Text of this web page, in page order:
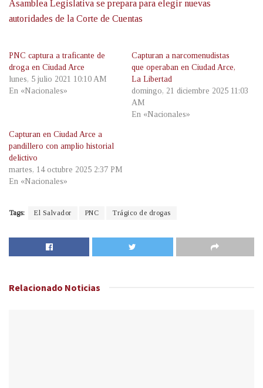
Asamblea Legislativa se prepara para elegir nuevas
autoridades de la Corte de Cuentas
PNC captura a traficante de
droga en Ciudad Arce
lunes, 5 julio 2021 10:10 AM
En «Nacionales»
Capturan a narcomenudistas
que operaban en Ciudad Arce,
La Libertad
domingo, 21 diciembre 2025 11:03
AM
En «Nacionales»
Capturan en Ciudad Arce a
pandillero con amplio historial
delictivo
martes, 14 octubre 2025 2:37 PM
En «Nacionales»
Tags: El Salvador PNC Trágico de drogas
Relacionado Noticias